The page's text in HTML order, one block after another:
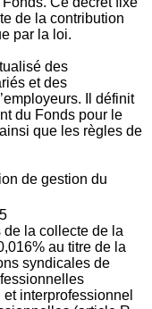
de la contribution
par la loi.
des
et des
Il définit
du Fonds pour le
que les règles de
de gestion du
de la collecte de la
au titre de la
syndicales de
interprofessionnel